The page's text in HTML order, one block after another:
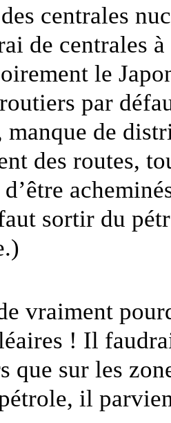
centrales
de centrales
le
par
de
des routes,
d’être
sortir du
vraiment
! Il
que sur les
il